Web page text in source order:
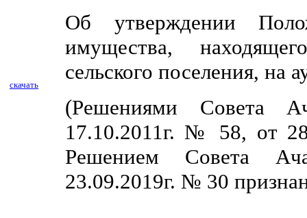
скачать
Об утверждении
имущества,
сельского поселения, на
(Решениями Совета
17.10.2011г. № 58, от
Решением Совета
23.09.2019г. № 30